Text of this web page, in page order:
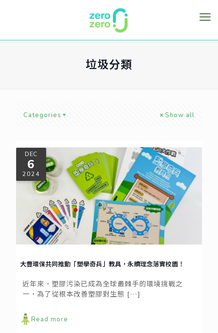
垃圾分類
Categories Show all
DEC
6
2024
大豐環保共同推動「塑學奇兵」教具，永續理念落實校園！
近年來，塑膠污染已成為全球最棘手的環境挑戰之
一，為了從根本改善塑膠對生態 […]
Read more